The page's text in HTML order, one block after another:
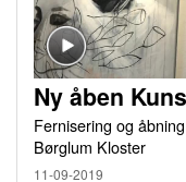
Ny åben
Fernisering og
Børglum Kloster
11-09-2019